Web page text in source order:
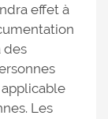
effet à
des
Les